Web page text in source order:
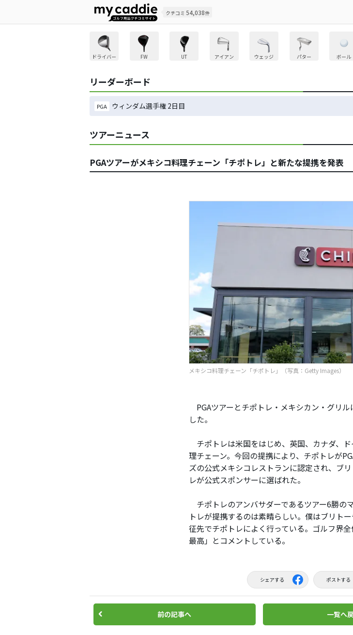
クチコミ 54,038件
ドライバー FW UT アイアン ウェッジ パター ボール
リーダーボード
PGA ウィンダム選手権 2日目
ツアーニュース
PGAツアーがメキシコ料理チェーン「チポトレ」と新たな提携を発表
メキシコ料理チェーン「チポトレ」（写真：Getty Images）
PGAツアーとチポトレ・メキシカン・グリ
した。
チポトレは米国をはじめ、英国、カナダ、
理チェーン。今回の提携により、チポトレが
ズの公式メキシコレストランに認定され、ブ
レが公式スポンサーに選ばれた。
チポトレのアンバサダーであるツアー6勝の
トレが提携するのは素晴らしい。僕はブリト
征先でチポトレによく行っている。ゴルフ界
最高」とコメントしている。
シェアする ポストする
前の記事へ 一覧へ